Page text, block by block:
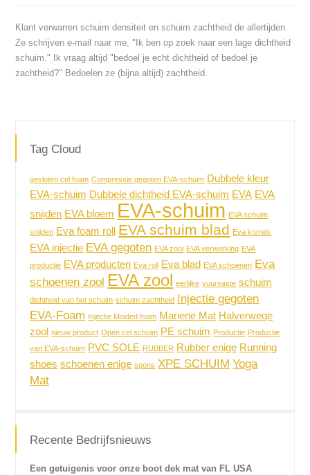
Klant verwarren schuim densiteit en schuim zachtheid de allertijden.
Ze schrijven e-mail naar me, "Ik ben op zoek naar een lage dichtheid
schuim." Ik vraag altijd "bedoel je echt dichtheid of bedoel je
zachtheid?" Bedoelen ze (bijna altijd) zachtheid.
Tag Cloud
gesloten cel foam Compressie gegoten EVA-schuim Dubbele kleur
EVA-schuim Dubbele dichtheid EVA-schuim EVA EVA
snijden EVA bloem EVA-schuim EVA schuim
snijden Eva foam roll EVA schuim blad Eva korrels
EVA injectie EVA gegoten EVA zool EVA verwerking EVA
productie EVA producten Eva roll Eva blad EVA schoenen Eva
schoenen zool EVA zool eerlijke vuurvaste schuim
dichtheid van het schuim schuim zachtheid Injectie gegoten
EVA-Foam
Injectie Molded foam Mariene Mat Halverwege
zool
nieuw product Open cel schuim PE schuim Productie Productie
van EVA-schuim PVC SOLE RUBBER Rubber enige Running
shoes schoenen enige spons XPE SCHUIM Yoga
Mat
Recente Bedrijfsnieuws
Een getuigenis voor onze boot dek mat van FL USA